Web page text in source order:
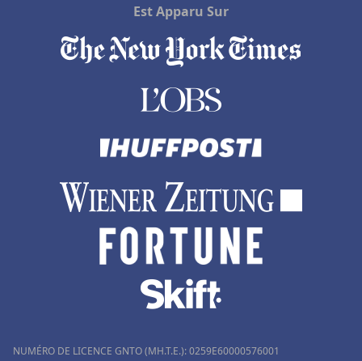
Hôtels à Hasparren
Hôtels au Beausset
Hôtels à La Chapelle-en-Vercors
Hôtels à Saint-Médard-en-Jalles
Hôtels à Paray-le-Monial
Est Apparu Sur
NUMÉRO DE LICENCE GNTO (MH.T.E.): 0259Ε60000576001